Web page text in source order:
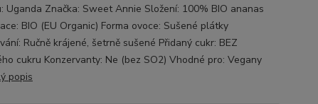
Uganda Značka: Sweet Annie Složení: 100% BIO ananas
BIO (EU Organic) Forma ovoce: Sušené plátky
Ručně krájené, šetrně sušené Přidaný cukr: BEZ
cukru Konzervanty: Ne (bez SO2) Vhodné pro: Vegany
popis